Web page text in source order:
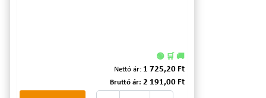
🟢 🛒 🚚
Nettó ár: 1 725,20 Ft
Bruttó ár: 2 191,00 Ft